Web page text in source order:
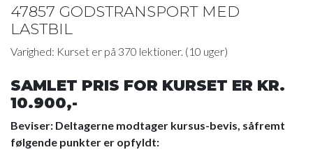
47857 GODSTRANSPORT MED
LASTBIL
Varighed: Kurset er på 370 lektioner. (10 uger)
SAMLET PRIS FOR KURSET ER KR.
10.900,-
Beviser: Deltagerne modtager kursus-bevis, såfremt
følgende punkter er opfyldt: